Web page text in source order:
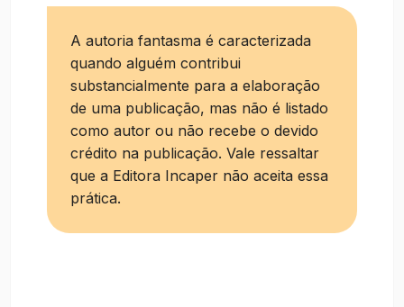
A autoria fantasma é caracterizada
quando alguém contribui
substancialmente para a elaboração
de uma publicação, mas não é listado
como autor ou não recebe o devido
crédito na publicação. Vale ressaltar
que a Editora Incaper não aceita essa
prática.